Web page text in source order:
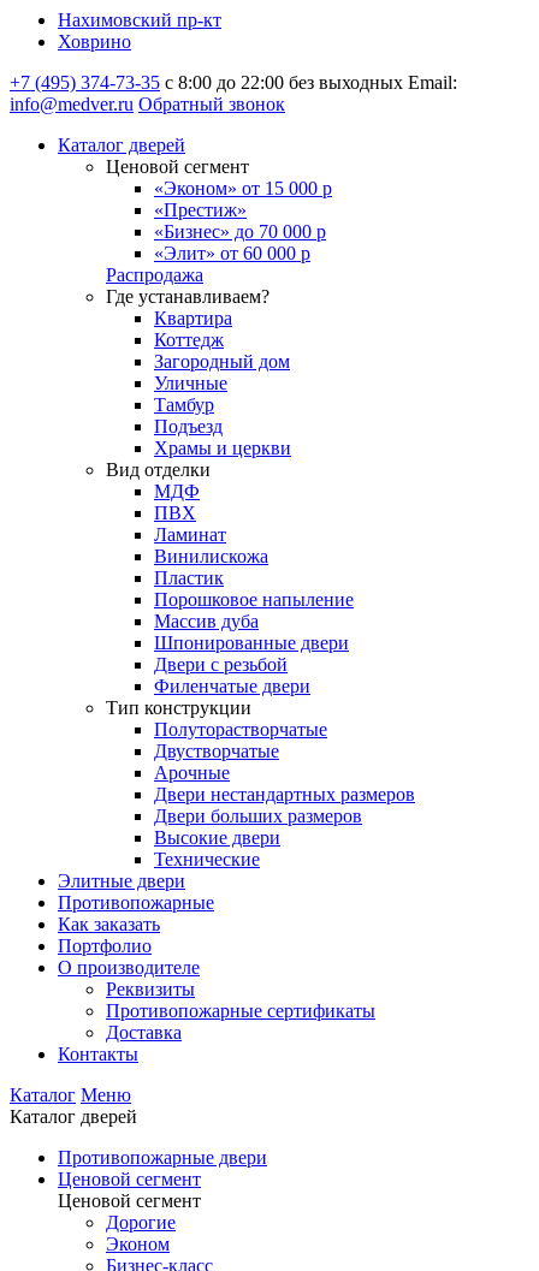
Нахимовский пр-кт
Ховрино
+7 (495) 374-73-35 с 8:00 до 22:00 без выходных Email:
info@medver.ru Обратный звонок
Каталог дверей
Ценовой сегмент
«Эконом» от 15 000 р
«Престиж»
«Бизнес» до 70 000 р
«Элит» от 60 000 р
Распродажа
Где устанавливаем?
Квартира
Коттедж
Загородный дом
Уличные
Тамбур
Подъезд
Храмы и церкви
Вид отделки
МДФ
ПВХ
Ламинат
Винилискожа
Пластик
Порошковое напыление
Массив дуба
Шпонированные двери
Двери с резьбой
Филенчатые двери
Тип конструкции
Полуторастворчатые
Двустворчатые
Арочные
Двери нестандартных размеров
Двери больших размеров
Высокие двери
Технические
Элитные двери
Противопожарные
Как заказать
Портфолио
О производителе
Реквизиты
Противопожарные сертификаты
Доставка
Контакты
Каталог Меню
Каталог дверей
Противопожарные двери
Ценовой сегмент
Ценовой сегмент
Дорогие
Эконом
Бизнес-класс